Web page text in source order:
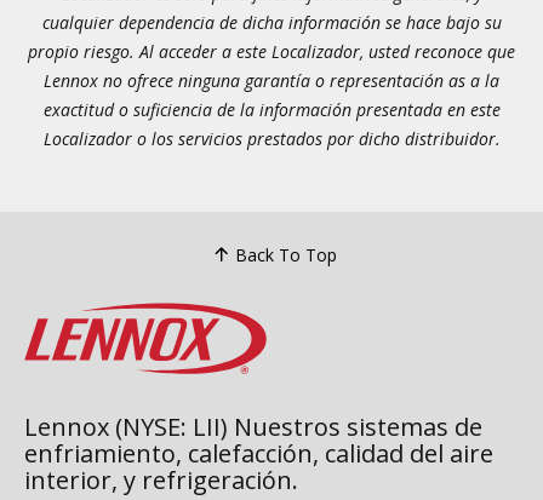
cualquier dependencia de dicha información se hace bajo su
propio riesgo. Al acceder a este Localizador, usted reconoce que
Lennox no ofrece ninguna garantía o representación as a la
exactitud o suficiencia de la información presentada en este
Localizador o los servicios prestados por dicho distribuidor.
Back To Top
Lennox (NYSE: LII) Nuestros sistemas de
enfriamiento, calefacción, calidad del aire
interior, y refrigeración.